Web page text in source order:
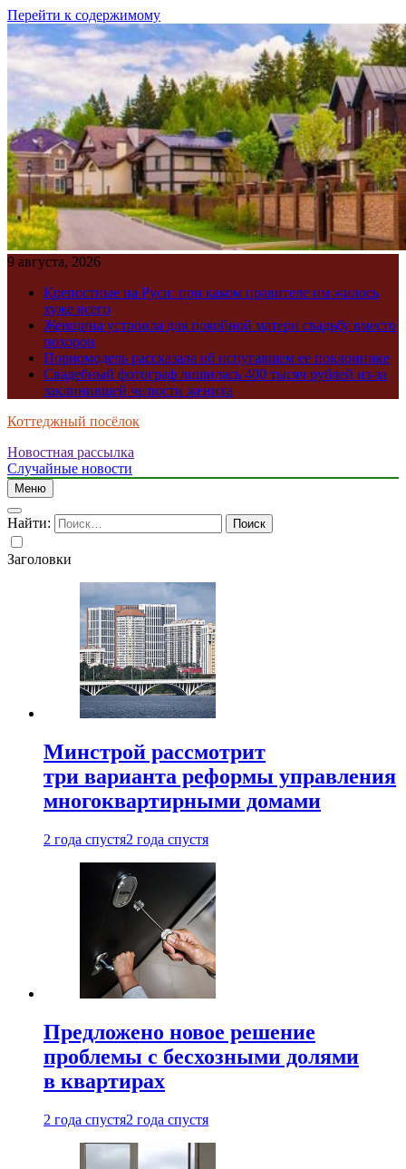
Перейти к содержимому
9 августа, 2026
Крепостные на Руси: при каком правителе им жилось
хуже всего
Женщина устроила для покойной матери свадьбу вместо
похорон
Порномодель рассказала об испугавшем ее поклоннике
Свадебный фотограф лишилась 400 тысяч рублей из-за
заклинившей челюсти жениха
Коттеджный посёлок
Новостная рассылка
Случайные новости
Меню
Найти:
Заголовки
Минстрой рассмотрит
три варианта реформы управления
многоквартирными домами
2 года спустя2 года спустя
Предложено новое решение
проблемы с бесхозными долями
в квартирах
2 года спустя2 года спустя